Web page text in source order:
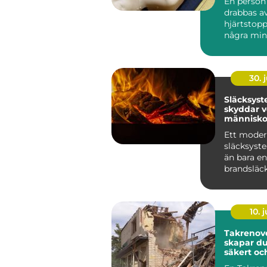
drabbas
några
hinner...
30.
skyddar
Ett
än bara en
som ...
10.
skapar
säkert